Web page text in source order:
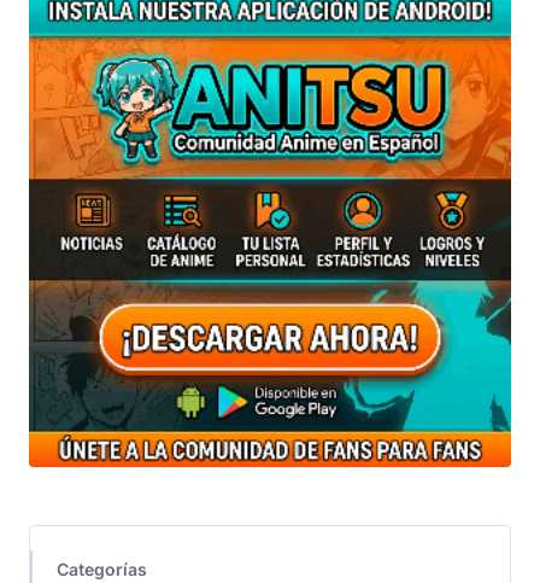
Categorías